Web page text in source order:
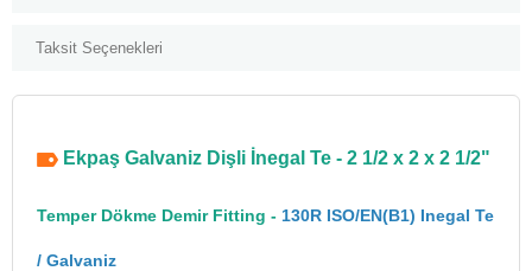
Taksit Seçenekleri
Ekpaş Galvaniz Dişli İnegal Te - 2 1/2 x 2 x 2 1/2"
Temper Dökme Demir Fitting - 130R ISO/EN(B1) Inegal Te
/ Galvaniz